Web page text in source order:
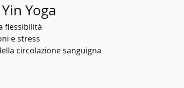
Yoga
flessibilità
e stress
circolazione sanguigna